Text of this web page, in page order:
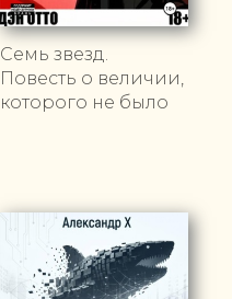
Семь звезд.
Повесть о величии,
которого не было